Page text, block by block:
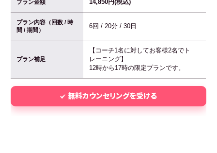
プラン金額 14,850円(税込)
プラン内容（回数 / 時
間 / 期間）
6回 / 20分 / 30日
プラン補足
【コーチ1名に対してお客様2名でト
レーニング】
12時から17時の限定プランです。
無料カウンセリングを受ける